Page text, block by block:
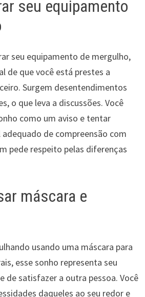
seu equipamento
seu equipamento de mergulho,
de que você está prestes a
Surgem desentendimentos
o que leva a discussões. Você
como um aviso e tentar
de compreensão com
pede respeito pelas diferenças
máscara e
usando uma máscara para
esse sonho representa seu
de satisfazer a outra pessoa. Você
daqueles ao seu redor e